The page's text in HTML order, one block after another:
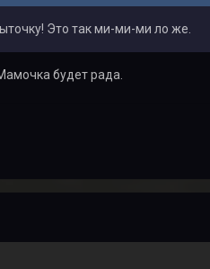
Это так ми-ми-ми ло же.
будет рада.